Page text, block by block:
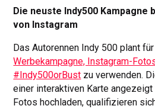
Die neuste Indy500 Kampagne
von Instagram
Das Autorennen Indy 500 plant
Werbekampagne, Instagram-
#Indy500orBust zu verwenden.
einer interaktiven Karte
Fotos hochladen, qualifizieren